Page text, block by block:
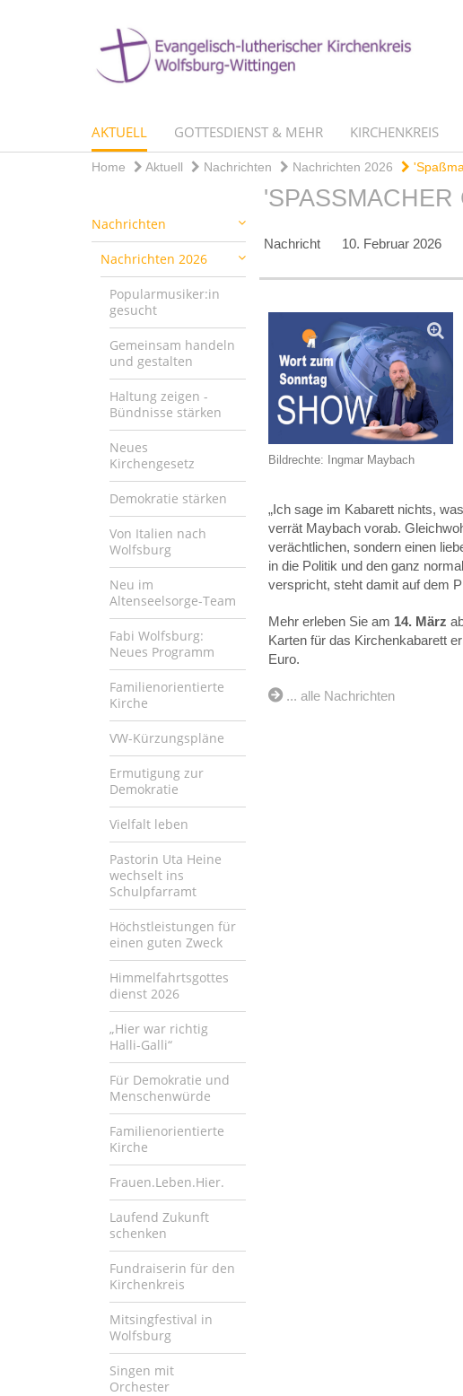
AKTUELL GOTTESDIENST & MEHR KIRCHENKREIS
Home Aktuell Nachrichten Nachrichten 2026
Nachrichten
Nachrichten 2026
Popularmusiker:in
gesucht
Gemeinsam handeln
und gestalten
Haltung zeigen -
Bündnisse stärken
Neues
Kirchengesetz
Demokratie stärken
Von Italien nach
Wolfsburg
Neu im
Altenseelsorge-Team
Fabi Wolfsburg:
Neues Programm
Familienorientierte
Kirche
VW-Kürzungspläne
Ermutigung zur
Demokratie
Vielfalt leben
Pastorin Uta Heine
wechselt ins
Schulpfarramt
Höchstleistungen für
einen guten Zweck
Himmelfahrtsgottes
dienst 2026
„Hier war richtig
Halli-Galli“
Für Demokratie und
Menschenwürde
Familienorientierte
Kirche
Frauen.Leben.Hier.
Laufend Zukunft
schenken
Fundraiserin für den
Kirchenkreis
Mitsingfestival in
Wolfsburg
Singen mit
Orchester
Nachricht 10. Februar 2026
Bildrechte: Ingmar Maybach
„Ich sage im Kabarett nichts,
verrät Maybach vorab.
verächtlichen, sondern einen
in die Politik und den ganz
verspricht, steht damit auf dem
Mehr erleben Sie am 14. März
Karten für das Kirchenkabarett
Euro.
... alle Nachrichten